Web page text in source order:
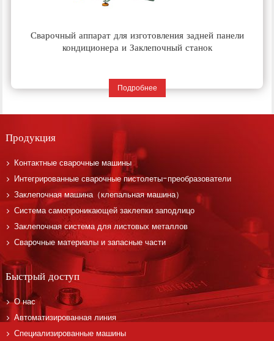
Сварочный аппарат для изготовления задней панели
кондиционера и Заклепочный станок
Подробнее
Продукция
Контактные сварочные машины
Интегрированные сварочные пистолеты-преобразователи
Заклепочная машина（клепальная машина）
Система самопроникающей заклепки заподлицо
Заклепочная система для листовых металлов
Сварочные материалы и запасные части
Быстрый доступ
О нас
Автоматизированная линия
Специализированные машины